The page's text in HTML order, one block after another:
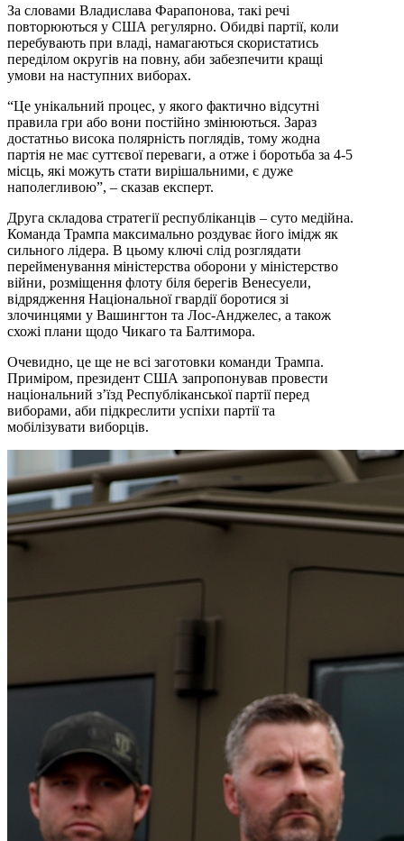
За словами Владислава Фарапонова, такі речі
повторюються у США регулярно. Обидві партії, коли
перебувають при владі, намагаються скористатись
переділом округів на повну, аби забезпечити кращі
умови на наступних виборах.
“Це унікальний процес, у якого фактично відсутні
правила гри або вони постійно змінюються. Зараз
достатньо висока полярність поглядів, тому жодна
партія не має суттєвої переваги, а отже і боротьба за 4-5
місць, які можуть стати вирішальними, є дуже
наполегливою”, – сказав експерт.
Друга складова стратегії республіканців – суто медійна.
Команда Трампа максимально роздуває його імідж як
сильного лідера. В цьому ключі слід розглядати
перейменування міністерства оборони у міністерство
війни, розміщення флоту біля берегів Венесуели,
відрядження Національної гвардії боротися зі
злочинцями у Вашингтон та Лос-Анджелес, а також
схожі плани щодо Чикаго та Балтимора.
Очевидно, це ще не всі заготовки команди Трампа.
Приміром, президент США запропонував провести
національний з’їзд Республіканської партії перед
виборами, аби підкреслити успіхи партії та
мобілізувати виборців.